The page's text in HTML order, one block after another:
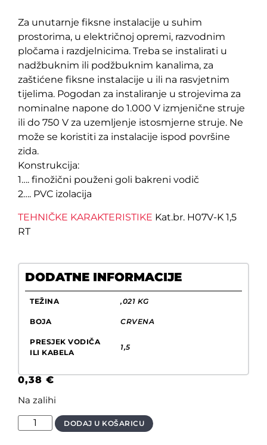
Za unutarnje fiksne instalacije u suhim
prostorima, u električnoj opremi, razvodnim
pločama i razdjelnicima. Treba se instalirati u
nadžbuknim ili podžbuknim kanalima, za
zaštićene fiksne instalacije u ili na rasvjetnim
tijelima. Pogodan za instaliranje u strojevima za
nominalne napone do 1.000 V izmjenične struje
ili do 750 V za uzemljenje istosmjerne struje. Ne
može se koristiti za instalacije ispod površine
zida.
Konstrukcija:
1…. finožični použeni goli bakreni vodič
2…. PVC izolacija
TEHNIČKE KARAKTERISTIKE Kat.br. H07V-K 1,5
RT
DODATNE INFORMACIJE
TEŽINA ,021 KG
BOJA CRVENA
PRESJEK VODIČA
ILI KABELA
1,5
0,38 €
Na zalihi
DODAJ U KOŠARICU